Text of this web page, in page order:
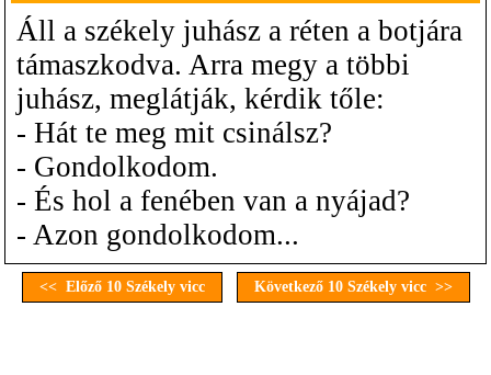
Áll a székely juhász a réten a botjára
támaszkodva. Arra megy a többi
juhász, meglátják, kérdik tőle:
- Hát te meg mit csinálsz?
- Gondolkodom.
- És hol a fenében van a nyájad?
- Azon gondolkodom...
<< Előző 10 Székely vicc Következő 10 Székely vicc >>